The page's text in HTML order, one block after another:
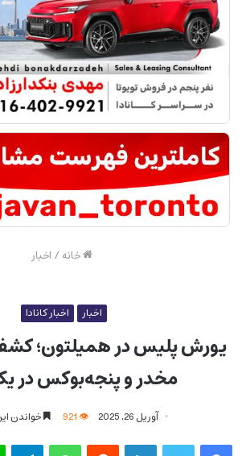
خانه/ اخبار
اخبار اخبار کانادا
یورش پلیس در همیلتون؛
مخدر و پنجه‌بوکس در
آوریل 26, 2025 خواندن این مطلب 1
فیس بوک توییتر لینکدین‫رددیت واتس آپ